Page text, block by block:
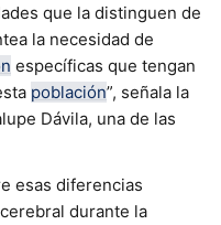
que la distinguen de
la necesidad de
específicas que tengan
población”, señala la
Dávila, una de las
esas diferencias
durante la